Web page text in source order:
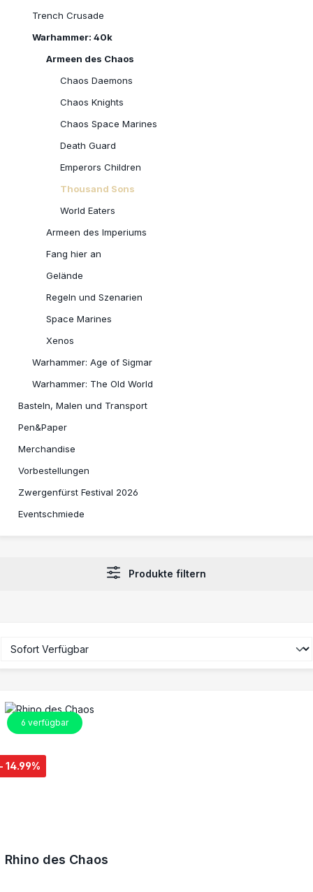
Trench Crusade
Warhammer: 40k
Armeen des Chaos
Chaos Daemons
Chaos Knights
Chaos Space Marines
Death Guard
Emperors Children
Thousand Sons
World Eaters
Armeen des Imperiums
Fang hier an
Gelände
Regeln und Szenarien
Space Marines
Xenos
Warhammer: Age of Sigmar
Warhammer: The Old World
Basteln, Malen und Transport
Pen&Paper
Merchandise
Vorbestellungen
Zwergenfürst Festival 2026
Eventschmiede
Produkte filtern
6 verfügbar
14.99%
Rhino des Chaos